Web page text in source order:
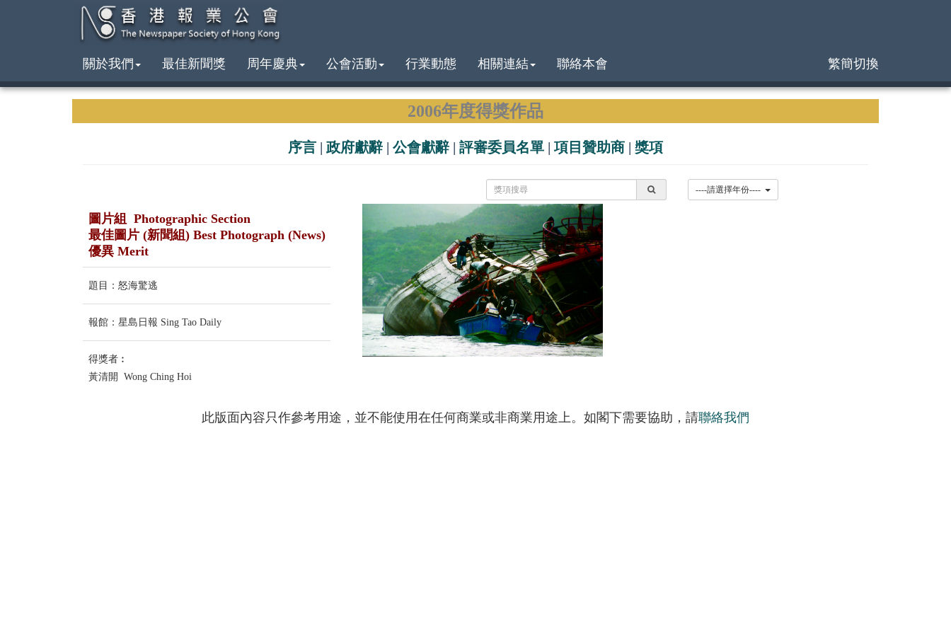
關於我們 最佳新聞獎 周年慶典 公會活動 行業動態 相關連結 聯絡本會 繁簡切換
2006年度得獎作品
序言 | 政府獻辭 | 公會獻辭 | 評審委員名單 | 項目贊助商 | 獎項
圖片組 Photographic Section
最佳圖片 (新聞組) Best Photograph (News)
優異 Merit
題目：怒海驚逃
報館：星島日報 Sing Tao Daily
得獎者︰
黃清開 Wong Ching Hoi
此版面內容只作參考用途，並不能使用在任何商業或非商業用途上。如閣下需要協助，請聯絡我們